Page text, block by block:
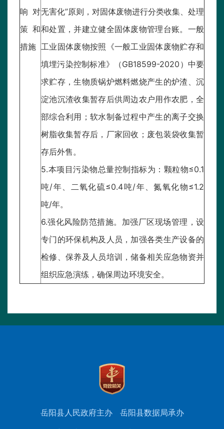
响对
策和
措施
无害化”原则，对固体废物进行分类收集、处理
和处置，并建立健全固体废物管理台账。一般
工业固体废物按照《一般工业固体废物贮存和
填埋污染控制标准》（GB18599-2020）中要
求贮存，生物质锅炉燃料燃烧产生的炉渣、沉
淀池沉渣收集暂存后供周边农户用作农肥，全
部综合利用；软水制备过程中产生的离子交换
树脂收集暂存后，厂家回收；废包装袋收集暂
存后外售。
5.本项目污染物总量控制指标为：颗粒物≤0.1
吨/年、二氧化硫≤0.4吨/年、氮氧化物≤1.2
吨/年。
6.强化风险防范措施。加强厂区现场管理，设
专门的环保机构及人员，加强各类生产设备的
检修、保养及人员培训，储备相关应急物资并
组织应急演练，确保周边环境安全。
岳阳县人民政府主办
岳阳县数据局承办